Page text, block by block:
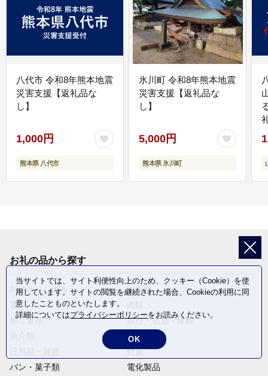
八代市 令和8年熊本地震
災害支援【返礼品な
し】
1,000円
熊本県 八代市
氷川町 令和8年熊本地震
災害支援【返礼品な
し】
5,000円
熊本県 氷川町
お礼の品から探す
ANAオリジナル
定期便
酒
加工食品
旅行・宿泊・体験
麺類
野菜
パン・菓子類
電化製品
当サイトでは、サイト利便性向上のため、クッキー（Cookie）を使
用しています。サイトの閲覧を継続された場合、Cookieの利用に同
意したことものといたします。
詳細についてはプライバシーポリシーをお読みください。
OK